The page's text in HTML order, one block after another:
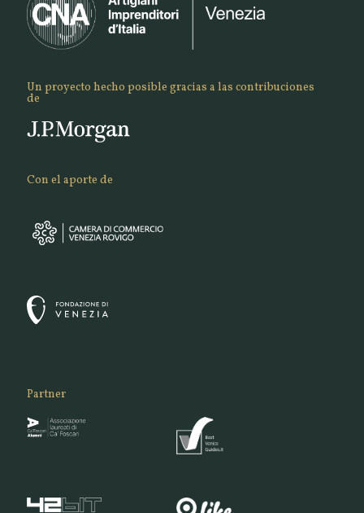
Un proyecto hecho posible gracias a las contribuciones
de
Con el aporte de
Partner